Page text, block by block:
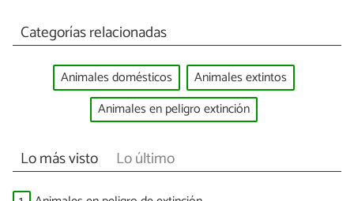
Categorías relacionadas
Animales domésticos
Animales extintos
Animales en peligro extinción
Lo más visto Lo último